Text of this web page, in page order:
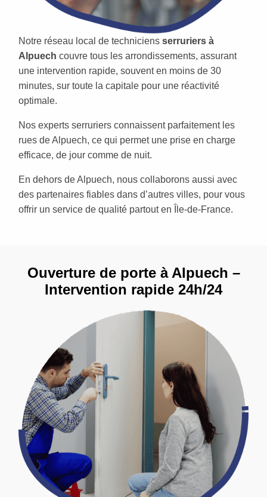
Notre réseau local de techniciens serruriers à
Alpuech couvre tous les arrondissements, assurant
une intervention rapide, souvent en moins de 30
minutes, sur toute la capitale pour une réactivité
optimale.
Nos experts serruriers connaissent parfaitement les
rues de Alpuech, ce qui permet une prise en charge
efficace, de jour comme de nuit.
En dehors de Alpuech, nous collaborons aussi avec
des partenaires fiables dans d’autres villes, pour vous
offrir un service de qualité partout en Île-de-France.
Ouverture de porte à Alpuech –
Intervention rapide 24h/24